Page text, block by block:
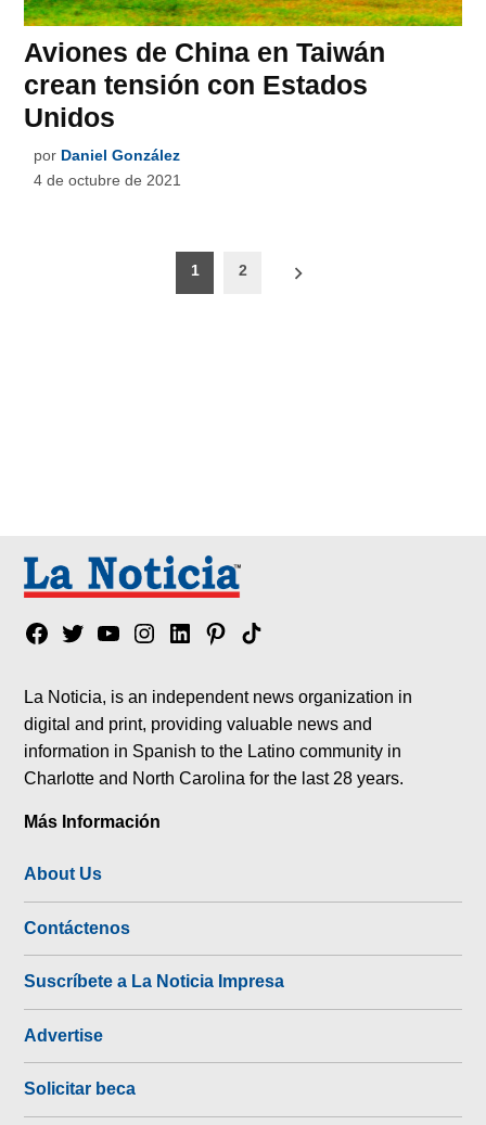
Aviones de China en Taiwán
crean tensión con Estados
Unidos
por Daniel González
4 de octubre de 2021
1 2
Facebook
TwitterYouTubeInstagram
LinkedinPinterest
Tik
La Noticia, is an independent news organization in
digital and print, providing valuable news and
information in Spanish to the Latino community in
Charlotte and North Carolina for the last 28 years.
Más Información
About Us
Contáctenos
Suscríbete a La Noticia Impresa
Advertise
Solicitar beca